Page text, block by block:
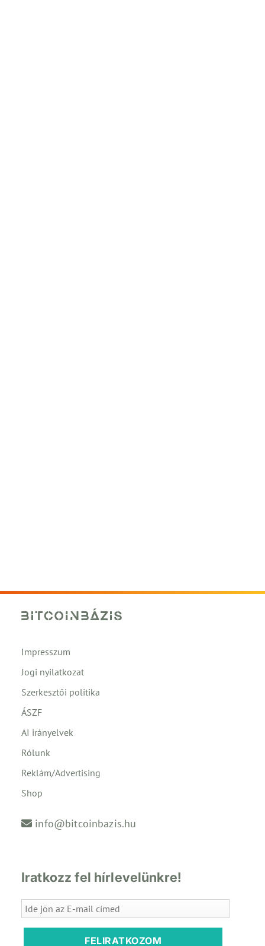
Impresszum
Jogi nyilatkozat
Szerkesztői politika
ÁSZF
AI irányelvek
Rólunk
Reklám/Advertising
Shop
info@bitcoinbazis.hu
Iratkozz fel hírlevelünkre!
FELIRATKOZOM